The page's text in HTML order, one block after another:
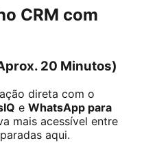
CRM com
20 Minutos)
direta com o
e WhatsApp para
mais acessível entre
aqui.